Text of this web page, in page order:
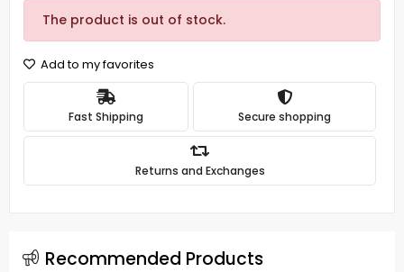
The product is out of stock.
Add to my favorites
Fast Shipping Secure shopping
Returns and Exchanges
Recommended Products